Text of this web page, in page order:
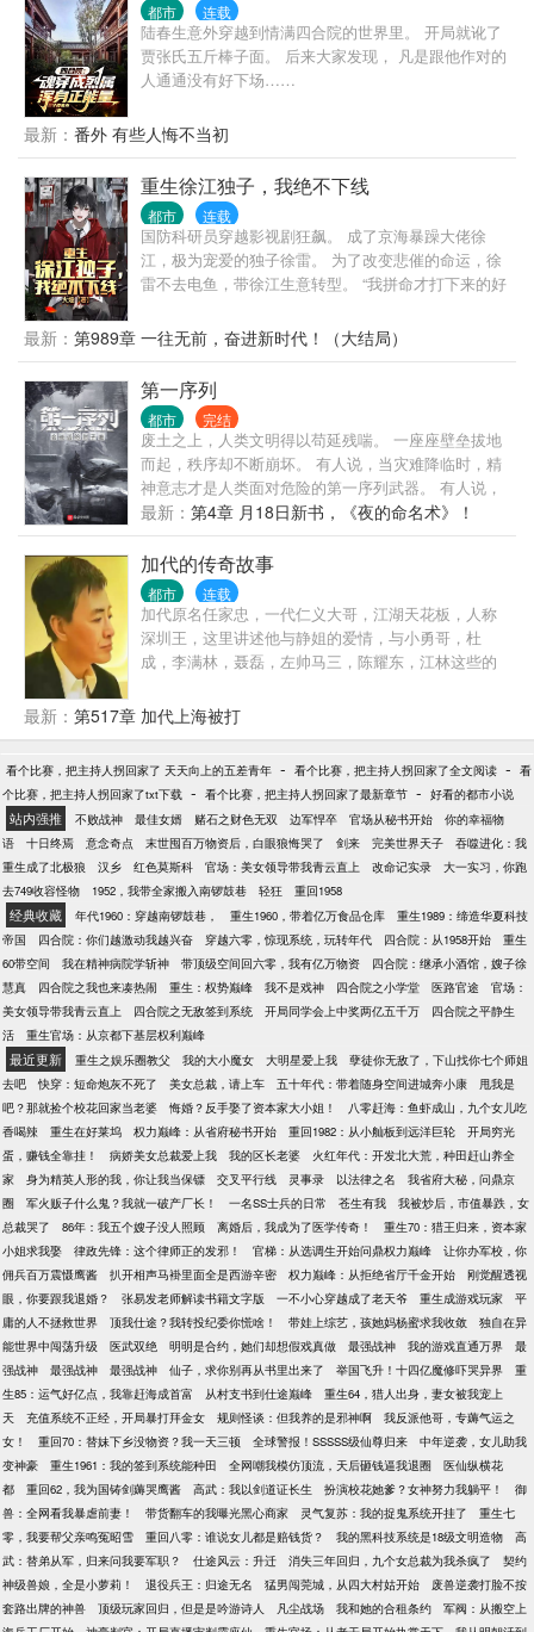
都市 连载
陆春生意外穿越到情满四合院的世界里。 开局就讹了
贾张氏五斤棒子面。 后来大家发现， 凡是跟他作对的
人通通没有好下场……
最新： 番外 有些人悔不当初
重生徐江独子，我绝不下线
都市 连载
国防科研员穿越影视剧狂飙。 成了京海暴躁大佬徐
江，极为宠爱的独子徐雷。 为了改变悲催的命运，徐
雷不去电鱼，带徐江生意转型。 “我拼命才打下来的好
子，为什么要让白金瀚的美女们，去唱歌拍电影？一
首歌卖彩铃真能赚上亿？” “高启盛卖小灵通都赚翻
了，为什么你投资研制的手机电脑还没动静？光刻机
又是什么东西？” “搞火箭、放卫星、造飞机，高超音
速导弹，察打一体无人机……你到底还有多少高科技
武器瞒着我？” …… 穿越而来的徐雷立志成为科技大
佬，带着徐江一路狂飙……
最新： 第989章 一往无前，奋进新时代！（大结局）
第一序列
都市 完结
废土之上，人类文明得以苟延残喘。 一座座壁垒拔地
而起，秩序却不断崩坏。 有人说，当灾难降临时，精
神意志才是人类面对危险的第一序列武器。 有人说，
不要让时代的悲哀，成为你的悲哀。 有人说，我要让
我的悲哀，成为这个时代的悲哀。 这次是一个新的故
事。 浩劫余生，终见光明。
最新： 第4章 月18日新书，《夜的命名术》！
加代的传奇故事
都市 连载
加代原名任家忠，一代仁义大哥，江湖天花板，人称
深圳王，这里讲述他与静姐的爱情，与小勇哥，杜
成，李满林，聂磊，左帅马三，陈耀东，江林这些的
弟，这里讲述加代大哥的江湖。
最新： 第517章 加代上海被打
看个比赛，把主持人拐回家了 天天向上的五差青年 - 看个比赛，把主持人拐回家了全文阅读 - 看
个比赛，把主持人拐回家了txt下载 - 看个比赛，把主持人拐回家了最新章节 - 好看的都市小说
站内强推 不败战神 最佳女婿 赌石之财色无双 边军悍卒 官场从秘书开始
你的幸福物
语
十日终焉 意念奇点 末世囤百万物资后，白眼狼悔哭了 剑来 完美世界天子
吞噬进化：我
重生成了北极狼
汉乡 红色莫斯科 官场：美女领导带我青云直上 改命记实录
大一实习，你跑
去749收容怪物
1952，我带全家搬入南锣鼓巷 轻狂 重回1958
经典收藏 年代1960：穿越南锣鼓巷， 重生1960，带着亿万食品仓库
重生1989：缔造华夏科技
帝国
四合院：你们越激动我越兴奋 穿越六零，惊现系统，玩转年代 四合院：从1958开始
重生
60带空间
我在精神病院学斩神 带顶级空间回六零，我有亿万物资
四合院：继承小酒馆，嫂子徐
慧真
四合院之我也来凑热闹 重生：权势巅峰 我不是戏神 四合院之小学堂 医路官途
官场：
美女领导带我青云直上
四合院之无敌签到系统 开局同学会上中奖两亿五千万
四合院之平静生
活
重生官场：从京都下基层权利巅峰
最近更新 重生之娱乐圈教父 我的大小魔女 大明星爱上我
孽徒你无敌了，下山找你七个师姐
去吧
快穿：短命炮灰不死了 美女总裁，请上车 五十年代：带着随身空间进城奔小康
甩我是
吧？那就捡个校花回家当老婆
悔婚？反手娶了资本家大小姐！
八零赶海：鱼虾成山，九个女儿吃
香喝辣
重生在好莱坞 权力巅峰：从省府秘书开始 重回1982：从小舢板到远洋巨轮
开局穷光
蛋，赚钱全靠挂！
病娇美女总裁爱上我 我的区长老婆
火红年代：开发北大荒，种田赶山养全
家
身为精英人形的我，你让我当保镖 交叉平行线 灵事录 以法律之名
我省府大秘，问鼎京
圈
军火贩子什么鬼？我就一破产厂长！ 一名SS士兵的日常 苍生有我
我被炒后，市值暴跌，女
总裁哭了
86年：我五个嫂子没人照顾 离婚后，我成为了医学传奇！
重生70：猎王归来，资本家
小姐求我娶
律政先锋：这个律师正的发邪！ 官梯：从选调生开始问鼎权力巅峰
让你办军校，你
佣兵百万震慑鹰酱
扒开相声马褂里面全是西游辛密 权力巅峰：从拒绝省厅千金开始
刚觉醒透视
眼，你要跟我退婚？
张易发老师解读书籍文字版 一不小心穿越成了老天爷 重生成游戏玩家
平
庸的人不拯救世界
顶我仕途？我转投纪委你慌啥！ 带娃上综艺，孩她妈杨蜜求我收敛
独自在异
能世界中闯荡升级
医武双绝 明明是合约，她们却想假戏真做 最强战神 我的游戏直通万界
最
强战神
最强战神 最强战神 仙子，求你别再从书里出来了 举国飞升！十四亿魔修吓哭异界
重
生85：运气好亿点，我靠赶海成首富
从村支书到仕途巅峰
重生64，猎人出身，妻女被我宠上
天
充值系统不正经，开局暴打拜金女 规则怪谈：但我养的是邪神啊
我反派他哥，专薅气运之
女！
重回70：替妹下乡没物资？我一天三顿 全球警报！SSSSS级仙尊归来
中年逆袭，女儿助我
变神豪
重生1961：我的签到系统能种田 全网嘲我模仿顶流，天后砸钱逼我退圈
医仙纵横花
都
重回62，我为国铸剑薅哭鹰酱 高武：我以剑道证长生 扮演校花她爹？女神努力我躺平！
御
兽：全网看我暴虐前妻！
带货翻车的我曝光黑心商家 灵气复苏：我的捉鬼系统开挂了
重生七
零，我要帮父亲鸣冤昭雪
重回八零：谁说女儿都是赔钱货？ 我的黑科技系统是18级文明造物
高
武：替弟从军，归来问我要军职？
仕途风云：升迁 消失三年回归，九个女总裁为我杀疯了
契约
神级兽娘，全是小萝莉！
退役兵王：归途无名 猛男闯莞城，从四大村姑开始
废兽逆袭打脸不按
套路出牌的神兽
顶级玩家回归，但是是吟游诗人 凡尘战场 我和她的合租条约
军阀：从搬空上